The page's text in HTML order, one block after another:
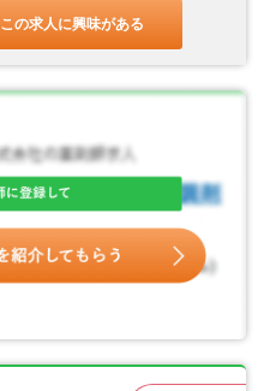
この求人に興味がある